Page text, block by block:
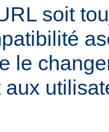
soit
le
aux